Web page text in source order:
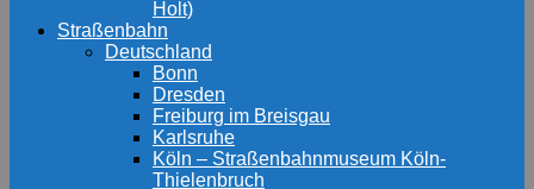
Holt)
Straßenbahn
Deutschland
Bonn
Dresden
Freiburg im Breisgau
Karlsruhe
Köln – Straßenbahnmuseum Köln-
Thielenbruch